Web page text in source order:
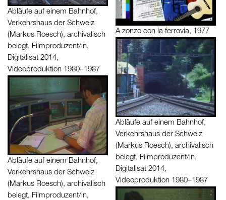
A zonzo con la ferrovia, 1977
Abläufe auf einem Bahnhof,
Verkehrshaus der Schweiz
(Markus Roesch), archivalisch
belegt, Filmproduzent/in,
Digitalisat 2014,
Videoproduktion 1980–1987
Abläufe auf einem Bahnhof,
Verkehrshaus der Schweiz
(Markus Roesch), archivalisch
belegt, Filmproduzent/in,
Digitalisat 2014,
Videoproduktion 1980–1987
Abläufe auf einem Bahnhof,
Verkehrshaus der Schweiz
(Markus Roesch), archivalisch
belegt, Filmproduzent/in,